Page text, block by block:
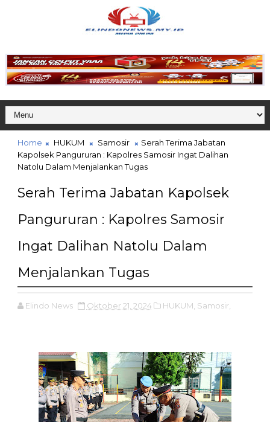
Home HUKUM Samosir
Serah Terima Jabatan
Kapolsek Pangururan : Kapolres Samosir Ingat Dalihan
Natolu Dalam Menjalankan Tugas
Serah Terima Jabatan Kapolsek
Pangururan : Kapolres Samosir
Ingat Dalihan Natolu Dalam
Menjalankan Tugas
Elindo News Oktober 21, 2024 HUKUM, Samosir,